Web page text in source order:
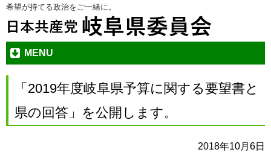
本
文
ジ
ャ
る
メ
ニ
ー
へ
プ
希望が持てる政治をご一緒に。
MENU
「2019年度岐阜県予算に関する要望書と
県の回答」を公開します。
2018年10月6日